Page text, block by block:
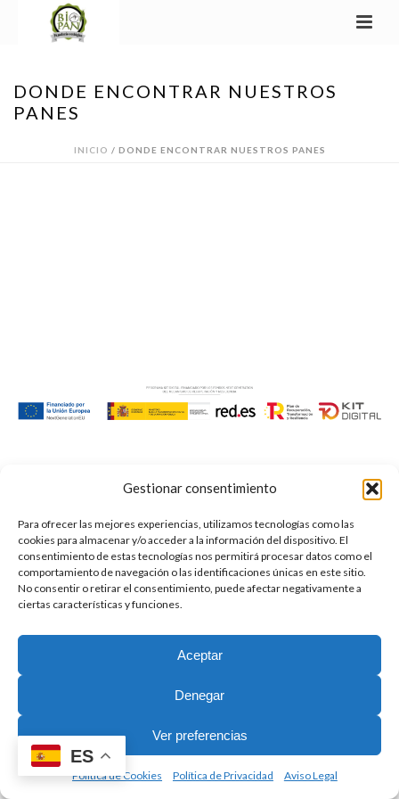
Gestionar consentimiento
Para ofrecer las mejores experiencias, utilizamos tecnologías como las
cookies para almacenar y/o acceder a la información del dispositivo. El
consentimiento de estas tecnologías nos permitirá procesar datos como el
comportamiento de navegación o las identificaciones únicas en este sitio.
No consentir o retirar el consentimiento, puede afectar negativamente a
ciertas características y funciones.
Aceptar
Denegar
Ver preferencias
Política de Cookies Política de Privacidad Aviso Legal
DONDE ENCONTRAR NUESTROS
PANES
INICIO / DONDE ENCONTRAR NUESTROS PANES
© 2024 Biopan de la Subbética. Todos los derechos reservados |
Aviso Legal
Política de Privacidad
Política de Cookies
Términos y condiciones de venta
Declaración Accesibilidad
ES